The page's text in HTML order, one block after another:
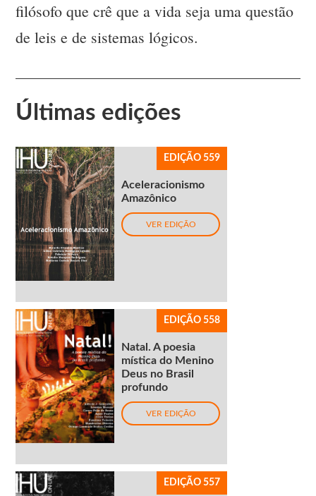
filósofo que crê que a vida seja uma questão
de leis e de sistemas lógicos.
Últimas edições
EDIÇÃO 559
Aceleracionismo
Amazônico
VER EDIÇÃO
EDIÇÃO 558
Natal. A poesia
mística do Menino
Deus no Brasil
profundo
VER EDIÇÃO
EDIÇÃO 557